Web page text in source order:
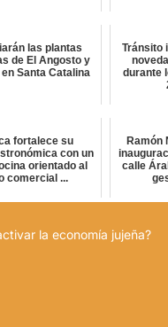
las plantas
de El Angosto y
en Santa Catalina
Tránsito
durante
fortalece su
con un
orientado al
comercial ...
Ramón
calle
la economía jujeña?